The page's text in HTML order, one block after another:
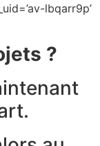
lbqarr9p’
?